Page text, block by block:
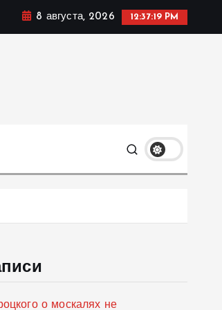
8 августа, 2026 12:37:20 PM
о москалях не